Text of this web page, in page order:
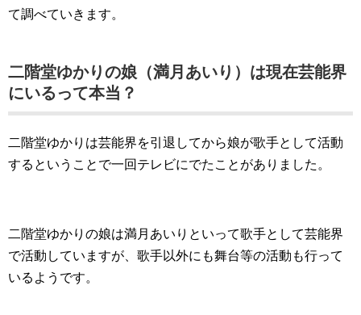
て調べていきます。
二階堂ゆかりの娘（満月あいり）は現在芸能界
にいるって本当？
二階堂ゆかりは芸能界を引退してから娘が歌手として活動
するということで一回テレビにでたことがありました。
二階堂ゆかりの娘は満月あいりといって歌手として芸能界
で活動していますが、歌手以外にも舞台等の活動も行って
いるようです。